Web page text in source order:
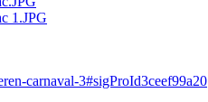
carnaval-3#sigProId3ceef99a20